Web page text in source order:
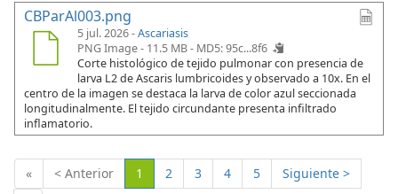
CBParAl003.png
5 jul. 2026 -Ascariasis
PNG Image - 11.5 MB - MD5: 95c...8f6
Corte histológico de tejido pulmonar con presencia de
larva L2 de Ascaris lumbricoides y observado a 10x. En el
centro de la imagen se destaca la larva de color azul seccionada
longitudinalmente. El tejido circundante presenta infiltrado
inflamatorio.
« < Anterior 1 (Actual)
2 3 4 5
Siguiente >